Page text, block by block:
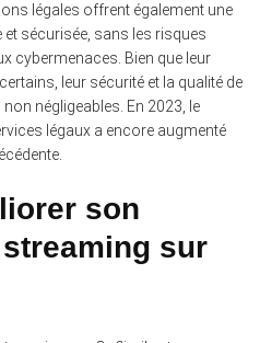
légales offrent également une
sécurisée, sans les risques
cybermenaces. Bien que leur
leur sécurité et la qualité de
négligeables. En 2023, le
légaux a encore augmenté
son
sur